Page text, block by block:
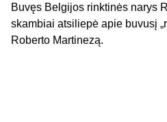
Buvęs Belgijos rinktinės narys
skambiai atsiliepė apie buvusį
Roberto Martinezą.